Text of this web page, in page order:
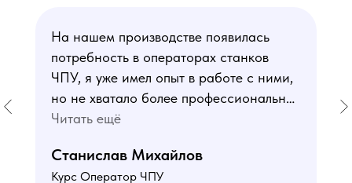
На нашем производстве появилась
потребность в операторах станков
ЧПУ, я уже имел опыт в работе с ними,
но не хватало более профессиональных
знаний. В курсе мне понравился блок
и программированию - это как раз то,
чего мне не хватало. Преподаватели
Читать ещё
Станислав Михайлов
Курс Оператор ЧПУ